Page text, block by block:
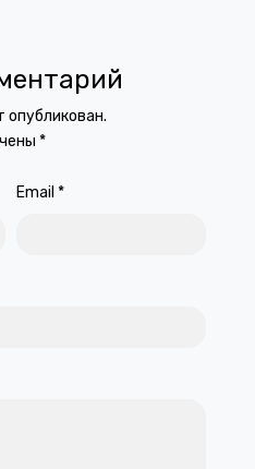
опубликован.
*
Email *